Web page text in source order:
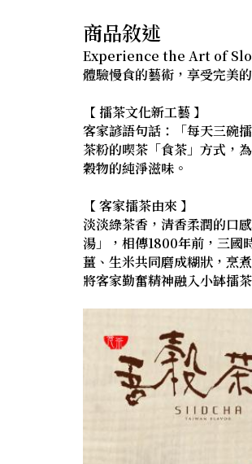
商品敘述
Experience the Art of
體驗慢食的藝術，享受完美
【 擂茶文化新工藝 】
客家諺語句話：「每天三碗
茶粉的喫茶「食茶」方式，
穀物的純淨滋味。
【 客家擂茶由來 】
淡淡綠茶香，清香柔潤的口
湯」，相傳1800年前，三國
薑、生米共同磨成糊狀，烹
將客家勤奮精神融入小缽擂